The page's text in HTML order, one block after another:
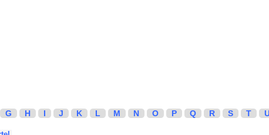
G H I J K L M N O P Q R S T